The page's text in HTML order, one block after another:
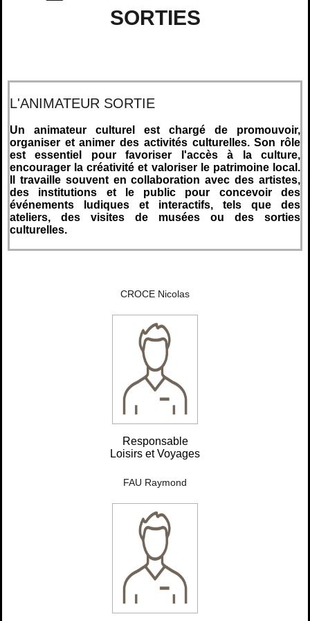
SORTIES
L'ANIMATEUR SORTIE
Un animateur culturel est chargé de promouvoir,
organiser et animer des activités culturelles. Son rôle
est essentiel pour favoriser l'accès à la culture,
encourager la créativité et valoriser le patrimoine local.
Il travaille souvent en collaboration avec des artistes,
des institutions et le public pour concevoir des
événements ludiques et interactifs, tels que des
ateliers, des visites de musées ou des sorties
culturelles.
CROCE Nicolas
Responsable
Loisirs et Voyages
FAU Raymond